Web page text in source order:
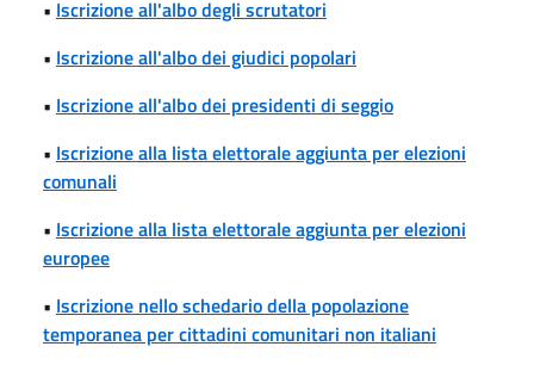
• Iscrizione all'albo degli scrutatori
• Iscrizione all'albo dei giudici popolari
• Iscrizione all'albo dei presidenti di seggio
• Iscrizione alla lista elettorale aggiunta per elezioni
comunali
• Iscrizione alla lista elettorale aggiunta per elezioni
europee
• Iscrizione nello schedario della popolazione
temporanea per cittadini comunitari non italiani